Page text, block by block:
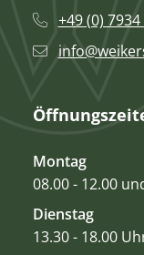
+49 (0)
Montag
08.00 - 12.00
Dienstag
13.30 - 18.00